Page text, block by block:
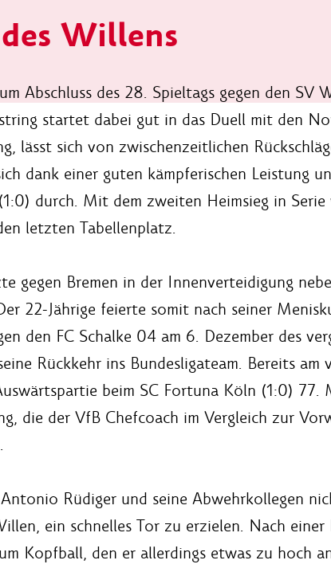
Willens
Abschluss des 28. Spieltags gegen den SV
startet dabei gut in das Duell mit den
lässt sich von zwischenzeitlichen
dank einer guten kämpferischen Leistung
durch. Mit dem zweiten Heimsieg in Serie
letzten Tabellenplatz.
gegen Bremen in der Innenverteidigung
22-Jährige feierte somit nach seiner
den FC Schalke 04 am 6. Dezember des
Rückkehr ins Bundesligateam. Bereits
beim SC Fortuna Köln (1:0)
die der VfB Chefcoach im Vergleich zur
Rüdiger und seine Abwehrkollegen
ein schnelles Tor zu erzielen. Nach
Kopfball, den er allerdings etwas zu hoch